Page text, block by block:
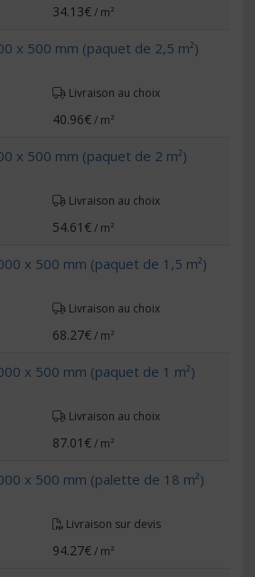
34.13€/ m²
x 500 mm (paquet de 2,5 m²)
Livraison au choix
40.96€/ m²
x 500 mm (paquet de 2 m²)
Livraison au choix
54.61€/ m²
x 500 mm (paquet de 1,5 m²)
Livraison au choix
68.27€/ m²
x 500 mm (paquet de 1 m²)
Livraison au choix
87.01€/ m²
x 500 mm (palette de 18 m²)
Livraison sur devis
94.27€/ m²